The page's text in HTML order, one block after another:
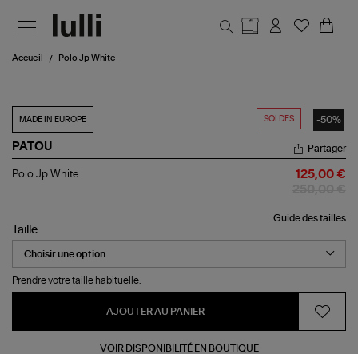
Accueil Polo Jp White
SOLDES -50%
MADE IN EUROPE
PATOU
Polo
Partager
Polo Jp White 125,00 €
Guide des tailles
Taille
Prendre votre taille habituelle.
AJOUTER AU PANIER
VOIR DISPONIBILITÉ EN BOUTIQUE